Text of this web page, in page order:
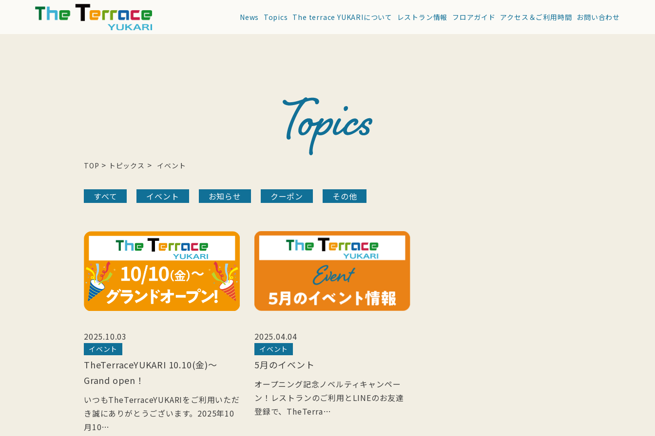
News Topics The terrace YUKARIについて レストラン情報 フロアガイド アクセス＆ご利用時間 お問い合わせ
TOP > トピックス > イベント
すべて イベント お知らせ クーポン その他
2025.10.03
イベント
TheTerraceYUKARI 10.10(金)～
Grand open！
いつもTheTerraceYUKARIをご利用いただ
き誠にありがとうございます。2025年10
月10…
2025.04.04
イベント
5月のイベント
オープニング記念ノベルティキャンペー
ン！レストランのご利用とLINEのお友達
登録で、TheTerra…